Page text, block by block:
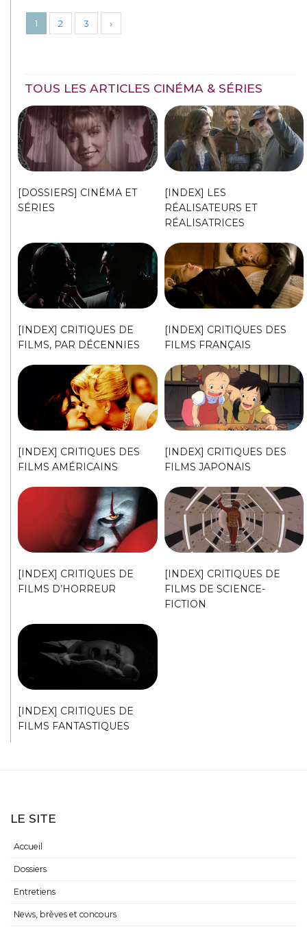
1 2 3 ›
TOUS LES ARTICLES CINÉMA & SÉRIES
[DOSSIERS] CINÉMA ET
SÉRIES
[INDEX] LES
RÉALISATEURS ET
RÉALISATRICES
[INDEX] CRITIQUES DE
FILMS, PAR DÉCENNIES
[INDEX] CRITIQUES DES
FILMS FRANÇAIS
[INDEX] CRITIQUES DES
FILMS AMÉRICAINS
[INDEX] CRITIQUES DES
FILMS JAPONAIS
[INDEX] CRITIQUES DE
FILMS D’HORREUR
[INDEX] CRITIQUES DE
FILMS DE SCIENCE-
FICTION
[INDEX] CRITIQUES DE
FILMS FANTASTIQUES
LE SITE
Accueil
Dossiers
Entretiens
News, brèves et concours